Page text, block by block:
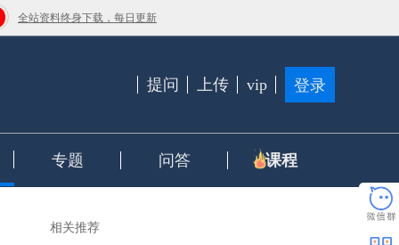
全站资料终身下载，每日更新
提问 上传 vip 登录
专题 问答 课程
相关推荐